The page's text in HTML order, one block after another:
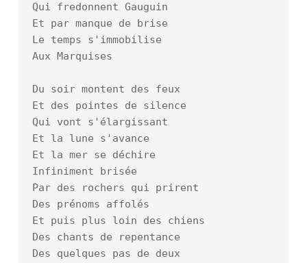
Qui fredonnent Gauguin
Et par manque de brise
Le temps s'immobilise
Aux Marquises
Du soir montent des feux
Et des pointes de silence
Qui vont s'élargissant
Et la lune s'avance
Et la mer se déchire
Infiniment brisée
Par des rochers qui prirent
Des prénoms affolés
Et puis plus loin des chiens
Des chants de repentance
Des quelques pas de deux